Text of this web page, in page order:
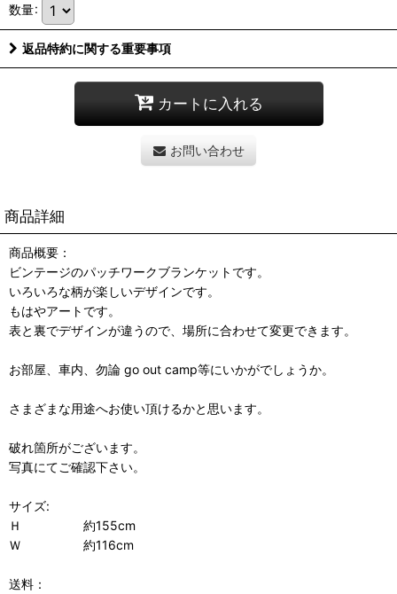
数量:
返品特約に関する重要事項
カートに入れる
お問い合わせ
商品詳細
商品概要：
ビンテージのパッチワークブランケットです。
いろいろな柄が楽しいデザインです。
もはやアートです。
表と裏でデザインが違うので、場所に合わせて変更できます。
お部屋、車内、勿論 go out camp等にいかがでしょうか。
さまざまな用途へお使い頂けるかと思います。
破れ箇所がございます。
写真にてご確認下さい。
サイズ:
Ｈ 約155cm
Ｗ 約116cm
送料：